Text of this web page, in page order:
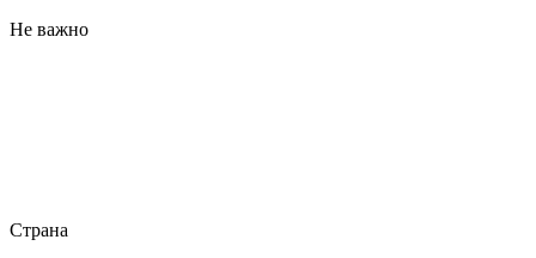
Не важно
Страна